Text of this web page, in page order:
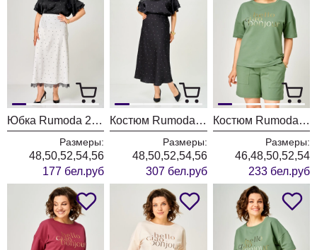
Юбка Rumoda 2295 молочный
Размеры:
48,50,52,54,56
177 бел.руб
Костюм Rumoda 2294 черный
Размеры:
48,50,52,54,56
307 бел.руб
Костюм Rumoda 2293 зеленый
Размеры:
46,48,50,52,54
233 бел.руб